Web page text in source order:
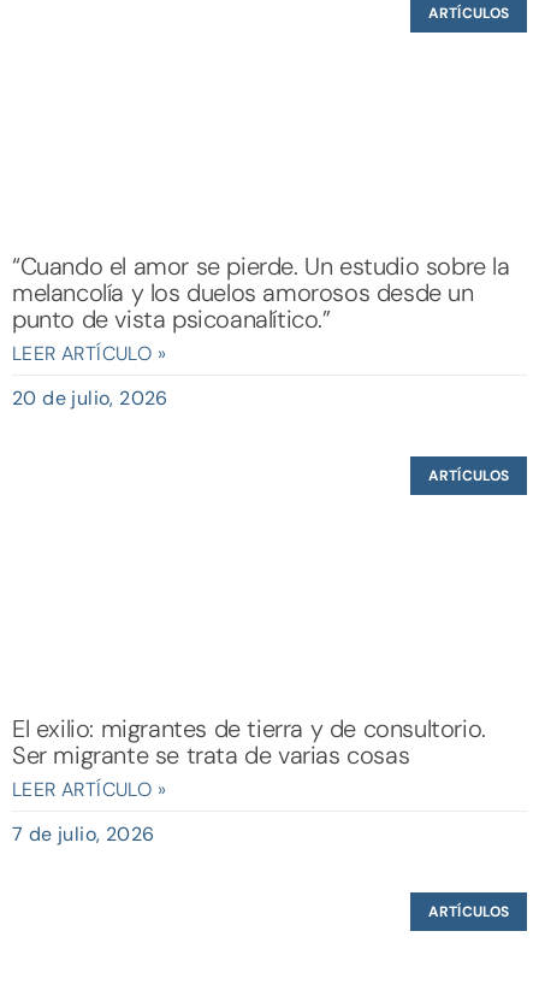
ARTÍCULOS
“Cuando el amor se pierde. Un estudio sobre la
melancolía y los duelos amorosos desde un
punto de vista psicoanalítico.”
LEER ARTÍCULO »
20 de julio, 2026
ARTÍCULOS
El exilio: migrantes de tierra y de consultorio.
Ser migrante se trata de varias cosas
LEER ARTÍCULO »
7 de julio, 2026
ARTÍCULOS